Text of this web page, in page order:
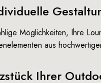
Möglichkeiten, Ihre
aus
Ihrer